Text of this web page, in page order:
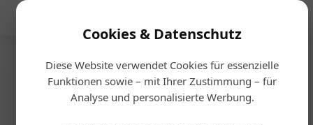
Cookies & Datenschutz
Diese Website verwendet Cookies für essenzielle
Funktionen sowie – mit Ihrer Zustimmung – für
Analyse und personalisierte Werbung.
Startseite/Allgemein
Hotel schlägt Kosmetik-Riesen